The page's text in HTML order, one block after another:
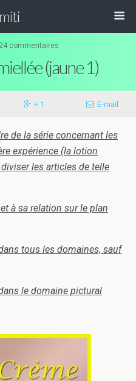
commentaires
(jaune 1)
+ 1 E-mail
de la série concernant les
expérience (la lotion
les articles de telle
à sa relation sur le plan
tous les domaines, sauf
le domaine pictural